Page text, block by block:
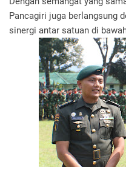
Pancagiri juga berlangsung
sinergi antar satuan di